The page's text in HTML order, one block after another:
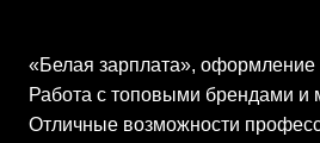
«Белая зарплата»,
Работа с топовыми брендами и
Отличные возможности